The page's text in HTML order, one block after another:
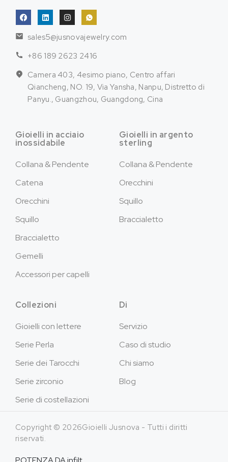
sales5@jusnovajewelry.com
+86 189 2623 2416
Camera 403, 4esimo piano, Centro affari
Qiancheng, NO. 19, Via Yansha, Nanpu, Distretto di
Panyu., Guangzhou, Guangdong, Cina
Gioielli in acciaio
inossidabile
Collana & Pendente
Catena
Orecchini
Squillo
Braccialetto
Gemelli
Accessori per capelli
Gioielli in argento
sterling
Collana & Pendente
Orecchini
Squillo
Braccialetto
Collezioni
Gioielli con lettere
Serie Perla
Serie dei Tarocchi
Serie zirconio
Serie di costellazioni
Di
Servizio
Caso di studio
Chi siamo
Blog
Copyright © 2026Gioielli Jusnova - Tutti i diritti
riservati.